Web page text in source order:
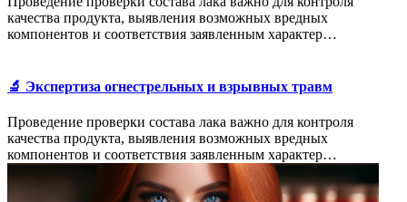
качества продукта, выявления возможных вредных
компонентов и соответствия заявленным характер…
🔬 Экспертиза огнестрельных и взрывных травм
Проведение проверки состава лака важно для контроля
качества продукта, выявления возможных вредных
компонентов и соответствия заявленным характер…